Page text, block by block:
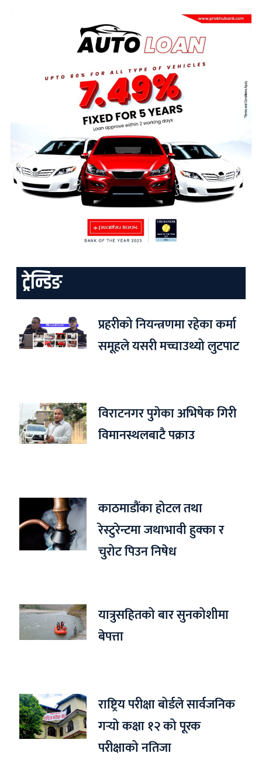
ट्रेन्डिङ
प्रहरीको नियन्त्रणमा रहेका कर्मा
समूहले यसरी मच्चाउथ्यो लुटपाट
विराटनगर पुगेका अभिषेक गिरी
विमानस्थलबाटै पक्राउ
काठमाडौंका होटल तथा
रेस्टुरेन्टमा जथाभावी हुक्का र
चुरोट पिउन निषेध
यात्रुसहितको बार सुनकोशीमा
बेपत्ता
राष्ट्रिय परीक्षा बोर्डले सार्वजनिक
गर्‍यो कक्षा १२ को पूरक
परीक्षाको नतिजा